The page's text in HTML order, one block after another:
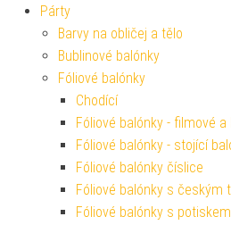
Párty
Barvy na obličej a tělo
Bublinové balónky
Fóliové balónky
Chodící
Fóliové balónky - filmové
Fóliové balónky - stojící
Fóliové balónky číslice
Fóliové balónky s českým
Fóliové balónky s potiskem